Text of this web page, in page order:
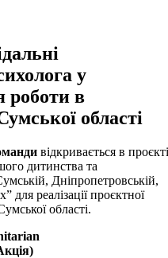
у
роботи в
області
відкривається в
дитинства та
Дніпропетровській,
для реалізації проєктної
області.